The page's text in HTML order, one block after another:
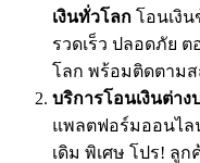
เงินทั่วโลก โอนเงิ
รวดเร็ว ปลอดภัย
โลก พร้อมติดตาม
บริการโอนเงินต่าง
แพลตฟอร์มออนไล
เดิม พิเศษ โปร! ลูกค้